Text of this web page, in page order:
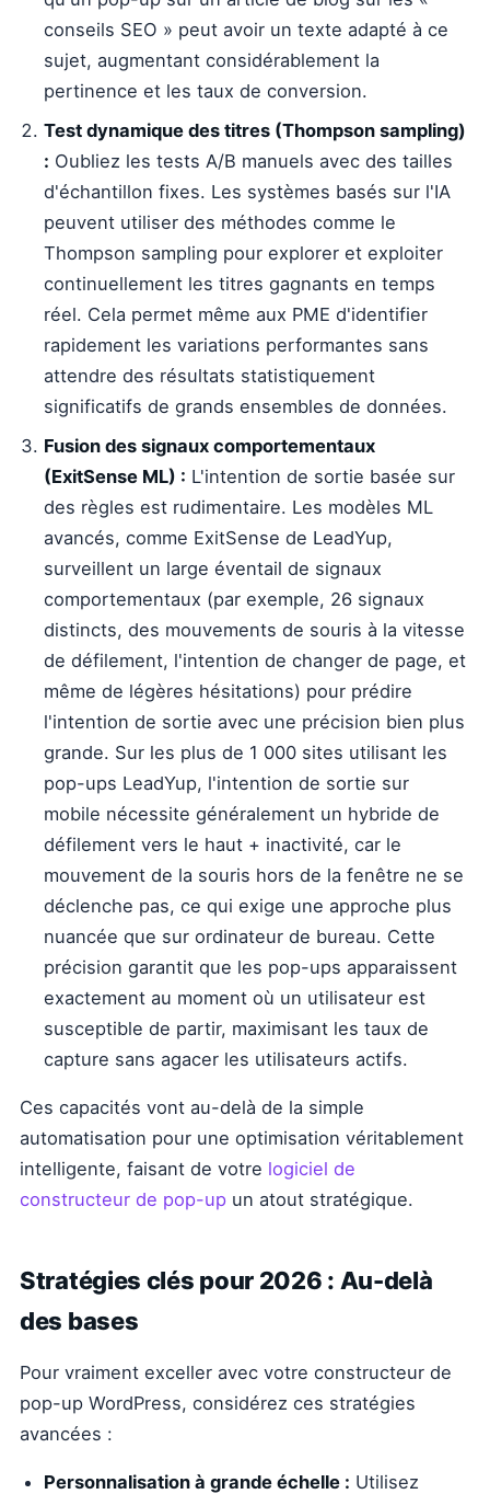
conseils SEO » peut avoir un texte adapté à ce
sujet, augmentant considérablement la
pertinence et les taux de conversion.
Test dynamique des titres (Thompson sampling)
: Oubliez les tests A/B manuels avec des tailles
d'échantillon fixes. Les systèmes basés sur l'IA
peuvent utiliser des méthodes comme le
Thompson sampling pour explorer et exploiter
continuellement les titres gagnants en temps
réel. Cela permet même aux PME d'identifier
rapidement les variations performantes sans
attendre des résultats statistiquement
significatifs de grands ensembles de données.
Fusion des signaux comportementaux
(ExitSense ML) : L'intention de sortie basée sur
des règles est rudimentaire. Les modèles ML
avancés, comme ExitSense de LeadYup,
surveillent un large éventail de signaux
comportementaux (par exemple, 26 signaux
distincts, des mouvements de souris à la vitesse
de défilement, l'intention de changer de page, et
même de légères hésitations) pour prédire
l'intention de sortie avec une précision bien plus
grande. Sur les plus de 1 000 sites utilisant les
pop-ups LeadYup, l'intention de sortie sur
mobile nécessite généralement un hybride de
défilement vers le haut + inactivité, car le
mouvement de la souris hors de la fenêtre ne se
déclenche pas, ce qui exige une approche plus
nuancée que sur ordinateur de bureau. Cette
précision garantit que les pop-ups apparaissent
exactement au moment où un utilisateur est
susceptible de partir, maximisant les taux de
capture sans agacer les utilisateurs actifs.
Ces capacités vont au-delà de la simple
automatisation pour une optimisation véritablement
intelligente, faisant de votre logiciel de
constructeur de pop-up un atout stratégique.
Stratégies clés pour 2026 : Au-delà
des bases
Pour vraiment exceller avec votre constructeur de
pop-up WordPress, considérez ces stratégies
avancées :
Personnalisation à grande échelle : Utilisez